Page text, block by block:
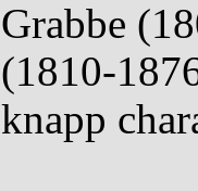
Grabbe
(1810-
knapp